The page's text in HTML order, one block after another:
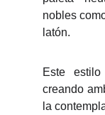
nobles
latón.
Este
creando
la